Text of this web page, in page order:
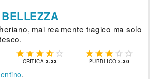
mai realmente tragico ma solo
    
CRITICA 3.33
    
PUBBLICO3.30
.